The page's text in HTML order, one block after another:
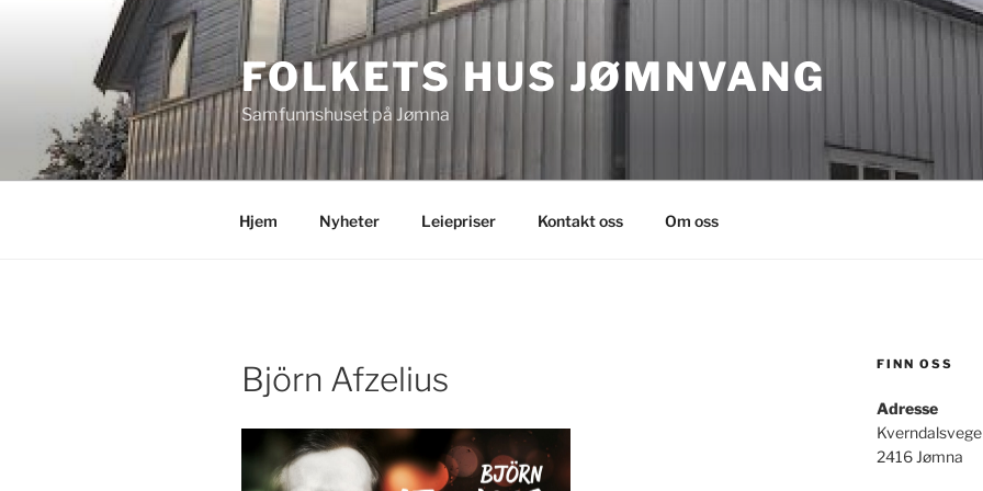
FOLKETS HUS JØMNVANG
Samfunnshuset på Jømna
Hjem Nyheter Leiepriser Kontakt oss Om oss
Björn Afzelius FINN OSS
Adresse
2416 Jømna